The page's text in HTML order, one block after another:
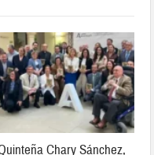
Chary Sánchez,